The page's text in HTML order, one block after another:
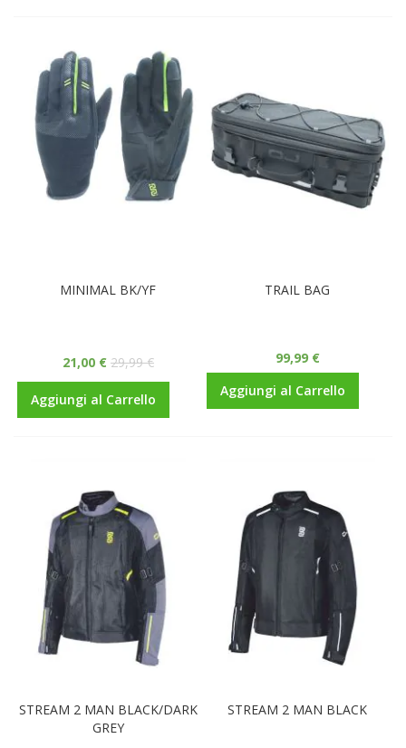
MINIMAL BK/YF
21,00 € 29,99 €
Aggiungi al Carrello
TRAIL BAG
99,99 €
Aggiungi al Carrello
STREAM 2 MAN BLACK/DARK
GREY
STREAM 2 MAN BLACK